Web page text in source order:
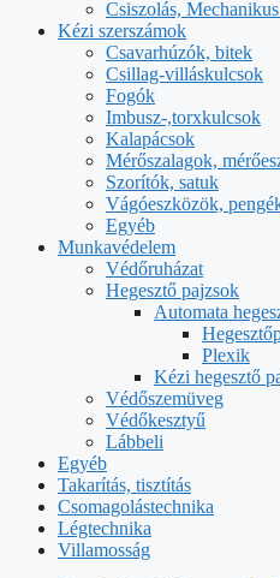
Csiszolás,
Kézi szerszámok
Csavarhúzók, bitek
Csillag-villáskulcsok
Fogók
Imbusz-,torxkulcsok
Kalapácsok
Mérőszalagok,
Szorítók, satuk
Vágóeszközök,
Egyéb
Munkavédelem
Védőruházat
Hegesztő pajzsok
Automata
Plexik
Kézi hegesztő
Védőszemüveg
Védőkesztyű
Lábbeli
Egyéb
Takarítás, tisztítás
Csomagolástechnika
Légtechnika
Villamosság